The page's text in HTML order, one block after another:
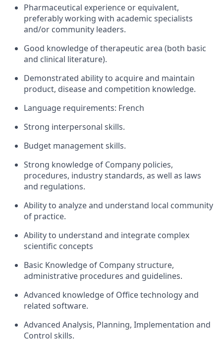
Pharmaceutical experience or equivalent,
preferably working with academic specialists
and/or community leaders.
Good knowledge of therapeutic area (both basic
and clinical literature).
Demonstrated ability to acquire and maintain
product, disease and competition knowledge.
Language requirements: French
Strong interpersonal skills.
Budget management skills.
Strong knowledge of Company policies,
procedures, industry standards, as well as laws
and regulations.
Ability to analyze and understand local community
of practice.
Ability to understand and integrate complex
scientific concepts
Basic Knowledge of Company structure,
administrative procedures and guidelines.
Advanced knowledge of Office technology and
related software.
Advanced Analysis, Planning, Implementation and
Control skills.